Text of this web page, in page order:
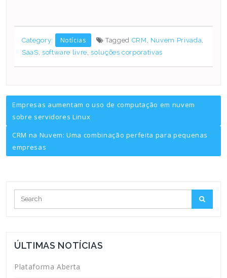
Category: Notícias Tagged CRM , Nuvem Privada,
SaaS, software livre,soluções corporativas
Navegação
de
Post
Empresas aumentam o uso de computação em nuvem
sobre servidores Linux
CRM na Nuvem: Uma combinação perfeita para pequenas
empresas
ÚLTIMAS NOTÍCIAS
Plataforma Aberta